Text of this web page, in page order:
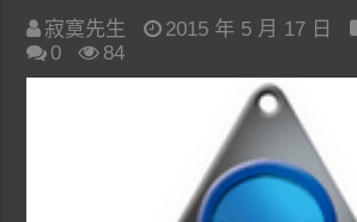
寂寞先生 2015 年 5 月 17 日
0
84